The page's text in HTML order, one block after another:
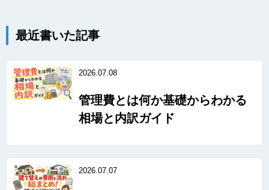
最近書いた記事
2026.07.08
管理費とは何か基礎からわかる
相場と内訳ガイド
2026.07.07